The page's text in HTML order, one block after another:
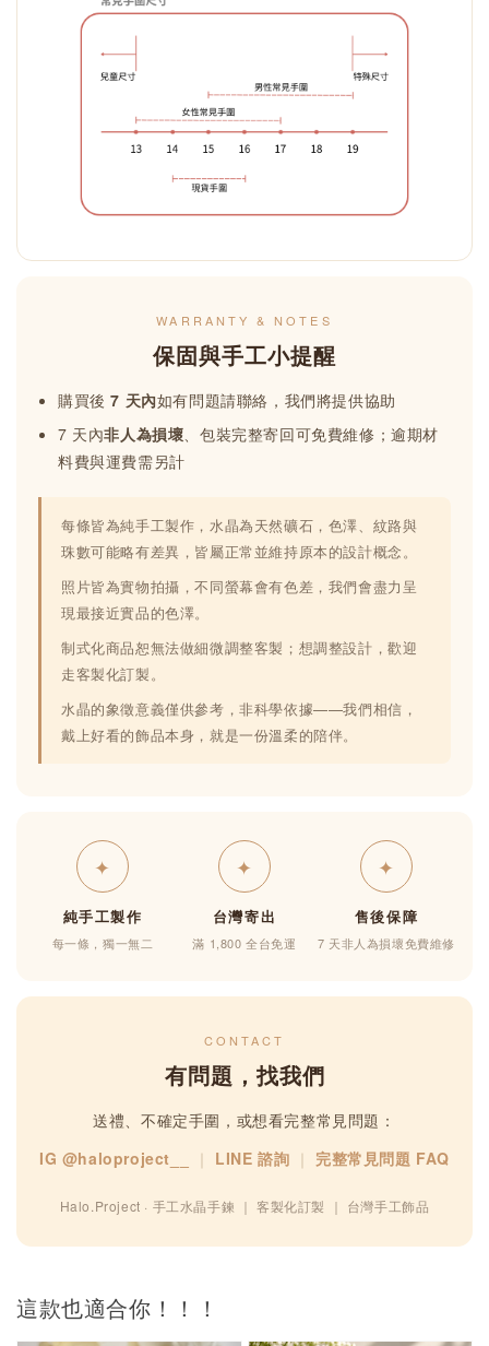
WARRANTY & NOTES
保固與手工小提醒
購買後7 天內如有問題請聯絡，我們將提供協助
7 天內非人為損壞、包裝完整寄回可免費維修；逾期材
料費與運費需另計
每條皆為純手工製作，水晶為天然礦石，色澤、紋路與
珠數可能略有差異，皆屬正常並維持原本的設計概念。
照片皆為實物拍攝，不同螢幕會有色差，我們會盡力呈
現最接近實品的色澤。
制式化商品恕無法做細微調整客製；想調整設計，歡迎
走客製化訂製。
水晶的象徵意義僅供參考，非科學依據——我們相信，
戴上好看的飾品本身，就是一份溫柔的陪伴。
✦
純手工製作
每一條，獨一無二
✦
台灣寄出
滿 1,800 全台免運
✦
售後保障
7 天非人為損壞免費維修
CONTACT
有問題，找我們
送禮、不確定手圍，或想看完整常見問題：
IG @haloproject__
｜ LINE 諮詢 ｜ 完整常見問題 FAQ
Halo.Project · 手工水晶手鍊 ｜ 客製化訂製 ｜ 台灣手工飾品
這款也適合你！！！